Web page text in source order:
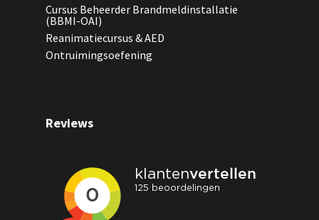
Cursus Beheerder Brandmeldinstallatie
(BBMI-OAI)
Reanimatiecursus & AED
Ontruimingsoefening
Reviews